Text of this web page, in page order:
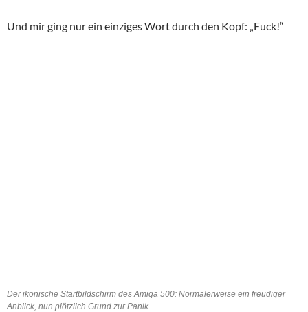
Und mir ging nur ein einziges Wort durch den Kopf: „Fuck!“
Der ikonische Startbildschirm des Amiga 500: Normalerweise ein freudiger
Anblick, nun plötzlich Grund zur Panik.